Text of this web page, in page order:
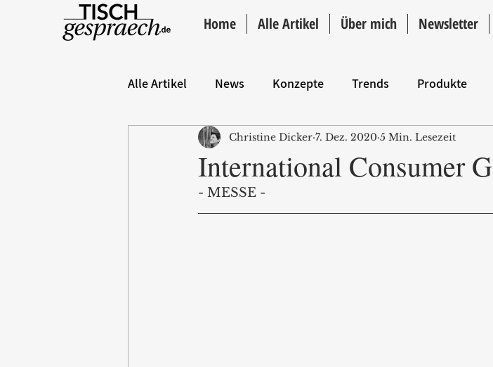
Home Alle Artikel Über mich Newsletter
Alle Artikel News Konzepte Trends Produkte
Hintergrund ANZEIGE Intro
International Consumer
Christine Dicker 7. Dez. 2020 5 Min. Lesezeit
- MESSE -